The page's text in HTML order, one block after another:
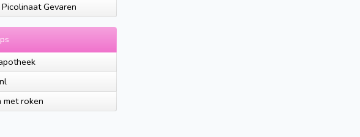
Gevaren
met roken